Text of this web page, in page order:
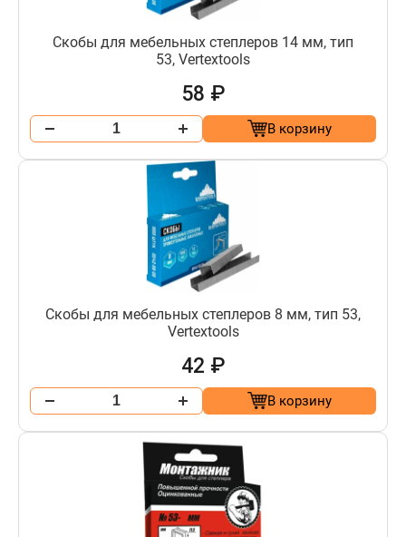
Скобы для мебельных степлеров 14 мм, тип
53, Vertextools
58 ₽
В корзину
Скобы для мебельных степлеров 8 мм, тип 53,
Vertextools
42 ₽
В корзину